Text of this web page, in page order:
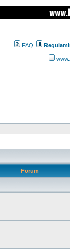
FAQ
Forum